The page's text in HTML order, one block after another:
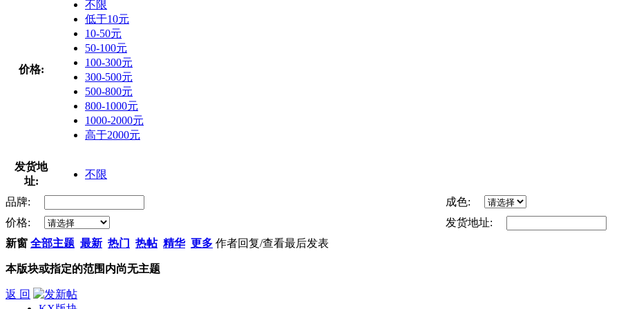
价格:
不限
低于10元
10-50元
50-100元
100-300元
300-500元
500-800元
800-1000元
1000-2000元
高于2000元
发货地
址:
不限
品牌:
成色:
价格:
发货地址:
新窗 全部主题 最新 热门 热帖 精华 更多 作者回复/查看最后发表
本版块或指定的范围内尚无主题
返 回